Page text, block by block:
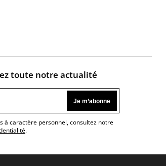
toute notre actualité
à caractère personnel, consultez notre
.